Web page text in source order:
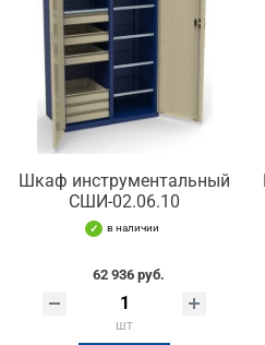
Шкаф инструментальный
СШИ-02.06.10
в наличии
62 936 руб.
шт